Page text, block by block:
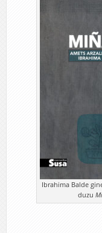
Ibrahima Balde
duzu